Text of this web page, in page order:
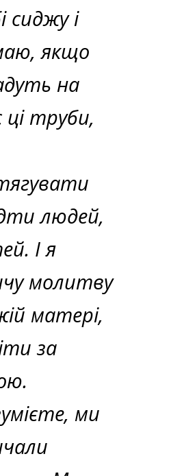
сиджу і
якщо
на
ці труби,
людей,
І я
молитву
матері,
за
ми